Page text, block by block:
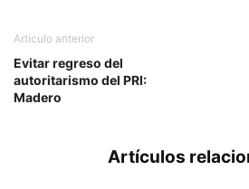
Artículo anterior
Evitar regreso del
autoritarismo del PRI:
Madero
Artículos